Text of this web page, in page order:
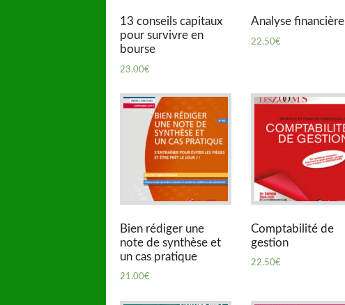
13 conseils capitaux
pour survivre en
bourse
23.00€
Analyse financière
22.50€
Bien rédiger une
note de synthèse et
un cas pratique
21.00€
Comptabilité de
gestion
22.50€